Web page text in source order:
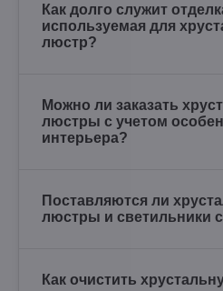
Как долго служит
используемая для
люстр?
Можно ли заказать
люстры с учетом
интерьера?
Поставляются ли
люстры и светильники
Как очистить